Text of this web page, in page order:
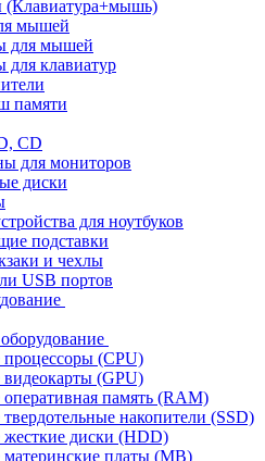
(Клавиатура+мышь)
мышей
для мышей
для клавиатур
памяти
CD
для мониторов
диски
для ноутбуков
подставки
и чехлы
USB портов
(CPU)
(GPU)
память (RAM)
накопители (SSD)
диски (HDD)
платы (MB)